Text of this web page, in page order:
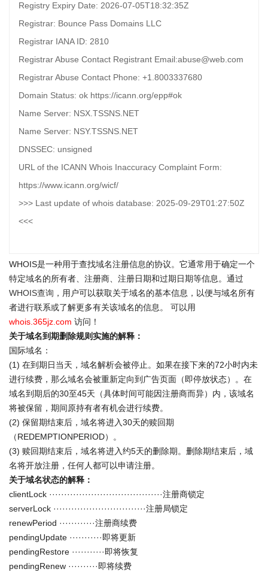
Registry Expiry Date: 2026-07-05T18:32:35Z
Registrar: Bounce Pass Domains LLC
Registrar IANA ID: 2810
Registrar Abuse Contact Registrant Email:abuse@web.com
Registrar Abuse Contact Phone: +1.8003337680
Domain Status: ok https://icann.org/epp#ok
Name Server: NSX.TSSNS.NET
Name Server: NSY.TSSNS.NET
DNSSEC: unsigned
URL of the ICANN Whois Inaccuracy Complaint Form:
https://www.icann.org/wicf/
>>> Last update of whois database: 2025-09-29T01:27:50Z
<<<
WHOIS是一种用于查找域名注册信息的协议。它通常用于确定一个
特定域名的所有者、注册商、注册日期和过期日期等信息。通过
WHOIS查询 ，用户可以获取关于域名的基本信息，以便与域名所有
者进行联系或了解更多有关该域名的信息。 可以用
whois.365jz.com 访问！
关于域名到期删除规则实施的解释：
国际域名：
(1) 在到期日当天，域名解析会被停止。如果在接下来的72小时内未
进行续费，那么域名会被重新定向到广告页面（即停放状态）。在
域名到期后的30至45天（具体时间可能因注册商而异）内，该域名
将被保留，期间原持有者有机会进行续费。
(2) 保留期结束后，域名将进入30天的赎回期
（REDEMPTIONPERIOD）。
(3) 赎回期结束后，域名将进入约5天的删除期。删除期结束后，域
名将开放注册，任何人都可以申请注册。
关于域名状态的解释：
clientLock ······································注册商锁定
serverLock ·······························注册局锁定
renewPeriod ············注册商续费
pendingUpdate ···········即将更新
pendingRestore ···········即将恢复
pendingRenew ··········即将续费